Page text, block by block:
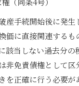
産手続開始後に発生
価に直接関連するも
該当しない過去分の
非免責債権として区
を正確に行う必要が